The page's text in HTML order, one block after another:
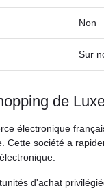
Non
Sur
de
électronique
Cette société a
d'achat